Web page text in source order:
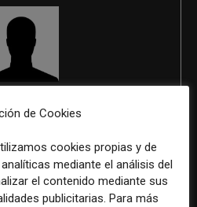
de Cookies
cookies propias y de
mediante el análisis del
el contenido mediante sus
publicitarias. Para más